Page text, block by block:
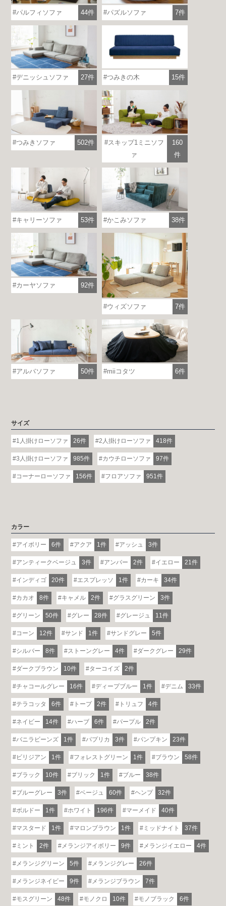
各地で出張ショールームを開催！
この機会にHAREMのソファをお試しくだ
さい。
※一部日時は予約制
詳しくはこちら
パルフィソファ 44件 パズルソファ 7件
デニッシュソファ 27件 つみきの木 15件
つみきソファ 502件
スキップ1ミニソフ
ァ
160
件
キャリーソファ 53件 かこみソファ 38件
カーヤソファ 92件
ウィズソファ 7件
アルバソファ 50件 miiコタツ 6件
サイズ
1人掛けローソファ 26件 2人掛けローソファ 418件
3人掛けローソファ 985件 カウチローソファ 97件
コーナーローソファ 156件 フロアソファ 951件
カラー
アイボリー 6件 アクア 1件 アッシュ 3件
アンティークベージュ 3件 アンバー 2件 イエロー 21件
インディゴ 20件 エスプレッソ 1件 カーキ 34件
カカオ 8件 キャメル 2件 グラスグリーン 3件
グリーン 50件 グレー 28件 グレージュ 11件
コーン 12件 サンド 1件 サンドグレー 5件
シルバー 8件 ストーングレー 4件 ダークグレー 29件
ダークブラウン 10件 ターコイズ 2件
チャコールグレー 16件 ディープブルー 1件 デニム 33件
テラコッタ 6件 トープ 2件 トリュフ 4件
ネイビー 14件 ハーブ 6件 パープル 2件
バニラビーンズ 1件 パプリカ 3件 パンプキン 23件
ビリジアン 1件 フォレストグリーン 1件 ブラウン 58件
ブラック 10件 ブリック 1件 ブルー 38件
ブルーグレー 3件 ベージュ 60件 ヘンプ 32件
ボルドー 1件 ホワイト 196件 マーメイド 40件
マスタード 1件 マロンブラウン 1件 ミッドナイト 37件
ミント 2件 メランジアイボリー 9件 メランジイエロー 4件
メランジグリーン 5件 メランジグレー 26件
メランジネイビー 9件 メランジブラウン 7件
モスグリーン 48件 モノクロ 10件 モノブラック 6件